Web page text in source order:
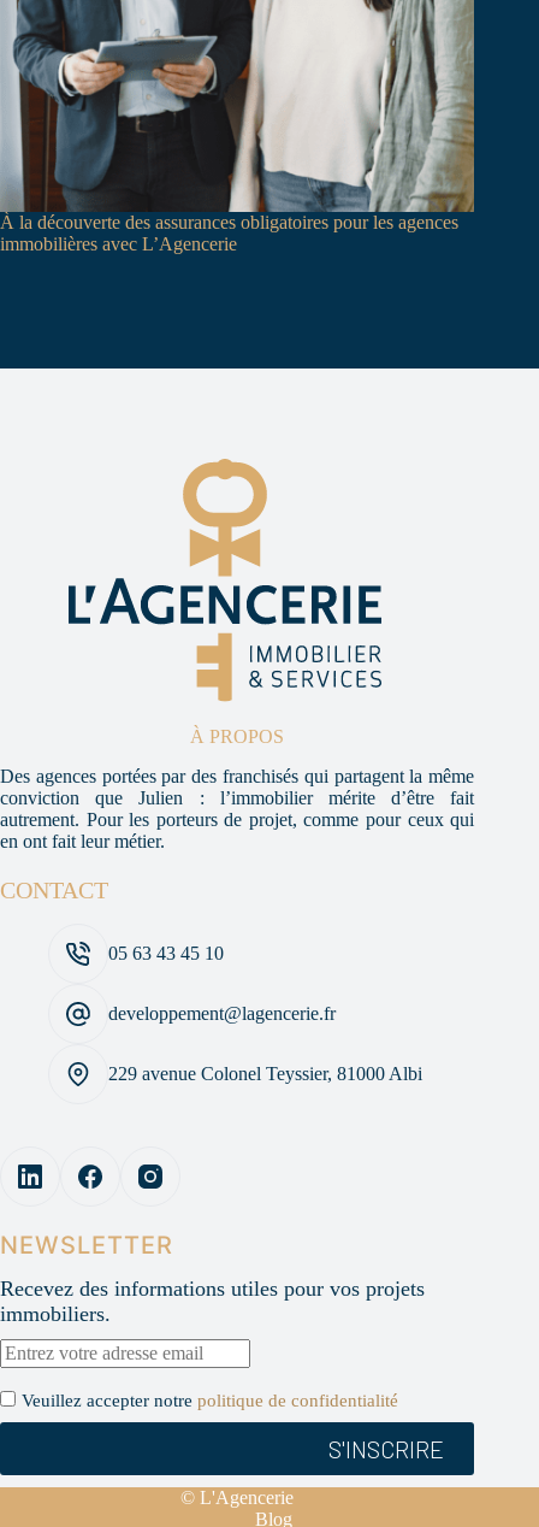
À la découverte des assurances obligatoires pour les agences
immobilières avec L’Agencerie
À PROPOS
Des agences portées par des franchisés qui partagent la même
conviction que Julien : l’immobilier mérite d’être fait
autrement. Pour les porteurs de projet, comme pour ceux qui
en ont fait leur métier.
CONTACT
05 63 43 45 10
developpement@lagencerie.fr
229 avenue Colonel Teyssier, 81000 Albi
NEWSLETTER
Recevez des informations utiles pour vos projets
immobiliers.
Veuillez accepter notre politique de confidentialité
© L'Agencerie
Blog